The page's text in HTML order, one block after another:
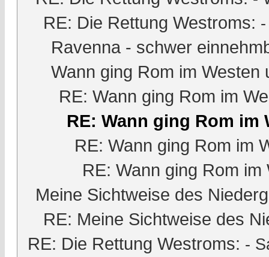
RE: Die Rettung Westroms:
Ravenna - schwer
Wann ging Rom im Westen
RE: Wann ging Rom im
RE: Wann ging Rom im
RE: Wann ging Rom im
RE: Wann ging Rom im
Meine Sichtweise des
RE: Meine Sichtweise des
RE: Die Rettung Westroms: -